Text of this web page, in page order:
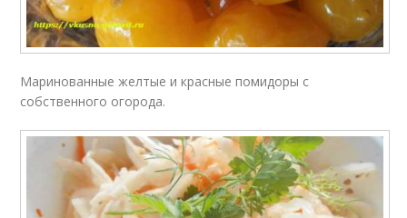
Маринованные желтые и красные помидоры с
собственного огорода.